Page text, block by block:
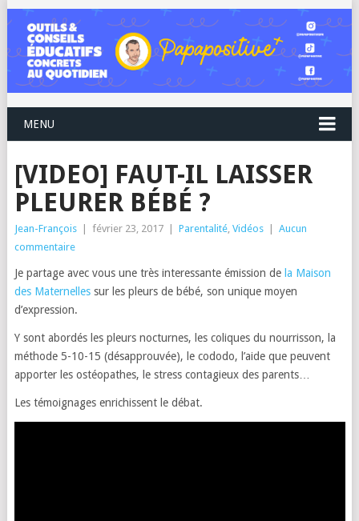
MENU
[VIDEO] FAUT-IL LAISSER
PLEURER BÉBÉ ?
Jean-François février 23, 2017 Parentalité, Vidéos
Aucun
commentaire
Je partage avec vous une très interessante émission de la Maison
des Maternellessur les pleurs de bébé, son unique moyen
d’expression.
Y sont abordés les pleurs nocturnes, les coliques du nourrisson, la
méthode 5-10-15 (désapprouvée), le cododo, l’aide que peuvent
apporter les ostéopathes, le stress contagieux des parents…
Les témoignages enrichissent le débat.